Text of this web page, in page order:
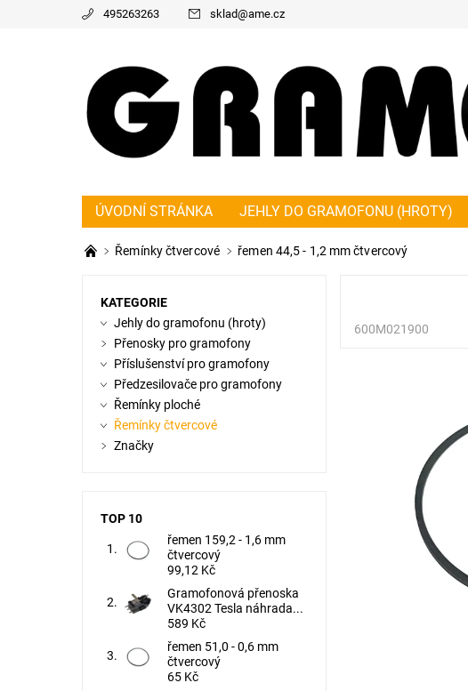
495263263 sklad@ame.cz
ÚVODNÍ STRÁNKA JEHLY DO GRAMOFONU (HROTY)
PŘEDZESILOVAČE PRO GRAMOFONY
ŘEMÍNKY PLOCHÉ
Řemínky čtvercové řemen 44,5 - 1,2 mm čtvercový
600M021900
KATEGORIE
Jehly do gramofonu (hroty)
Přenosky pro gramofony
Příslušenství pro gramofony
Předzesilovače pro gramofony
Řemínky ploché
Řemínky čtvercové
Značky
TOP 10
řemen 159,2 - 1,6 mm
čtvercový
99,12 Kč
Gramofonová přenoska
VK4302 Tesla náhrada...
589 Kč
řemen 51,0 - 0,6 mm
čtvercový
65 Kč